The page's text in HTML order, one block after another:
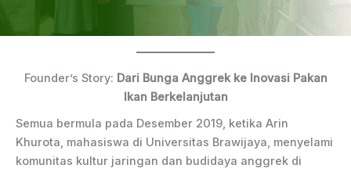
Founder’s Story: Dari Bunga Anggrek ke Inovasi Pakan
Ikan Berkelanjutan
Semua bermula pada Desember 2019, ketika Arin
Khurota, mahasiswa di Universitas Brawijaya, menyelami
komunitas kultur jaringan dan budidaya anggrek di